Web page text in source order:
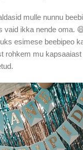
mulle nunnu
vaid ikka nende oma.
esimese beebipeo
rohkem mu